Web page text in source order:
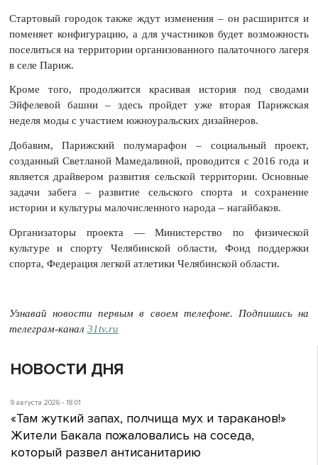
Стартовый городок также ждут изменения – он расширится и
поменяет конфигурацию, а для участников будет возможность
поселиться на территории организованного палаточного лагеря
в селе Париж.
Кроме того, продолжится красивая история под сводами
Эйфелевой башни – здесь пройдет уже вторая Парижская
неделя моды с участием южноуральских дизайнеров.
Добавим, Парижский полумарафон – социальный проект,
созданный Светланой Мамедалиной, проводится с 2016 года и
является драйвером развития сельской территории. Основные
задачи забега – развитие сельского спорта и сохранение
истории и культуры малочисленного народа – нагайбаков.
Организаторы проекта — Министерство по физической
культуре и спорту Челябинской области, Фонд поддержки
спорта, Федерация легкой атлетики Челябинской области.
Узнавай новости первым в своем телефоне. Подпишись на
телеграм-канал 31tv.ru
НОВОСТИ ДНЯ
9 августа 2026 - 18:01
«Там жуткий запах, полчища мух и тараканов!»
Жители Бакала пожаловались на соседа,
который развел антисанитарию